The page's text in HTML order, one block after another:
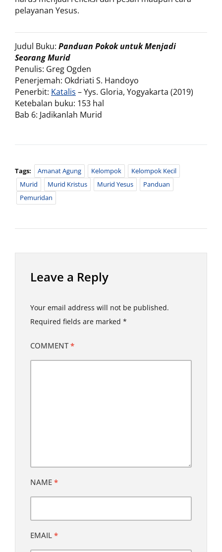
pelayanan Yesus.
Judul Buku: Panduan Pokok untuk Menjadi
Seorang Murid
Penulis: Greg Ogden
Penerjemah: Okdriati S. Handoyo
Penerbit: Katalis – Yys. Gloria, Yogyakarta (2019)
Ketebalan buku: 153 hal
Bab 6: Jadikanlah Murid
Tags: Amanat Agung Kelompok
Kelompok Kecil
Murid
Murid Kristus Murid Yesus
Panduan
Pemuridan
Leave a Reply
Your email address will not be published.
Required fields are marked *
COMMENT*
NAME *
EMAIL *